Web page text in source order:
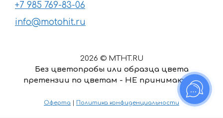
+7 985 769-83-06
info@motohit.ru
2026 © MTHT.RU
Без цветопробы или образца цвета
претензии по цветам - НЕ принимаются
Оферта | Политика конфиденциальности
1711 ₽
2738 ₽